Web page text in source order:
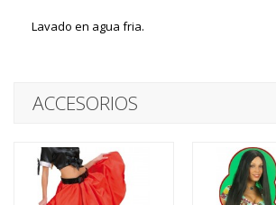
Lavado en agua fria.
ACCESORIOS